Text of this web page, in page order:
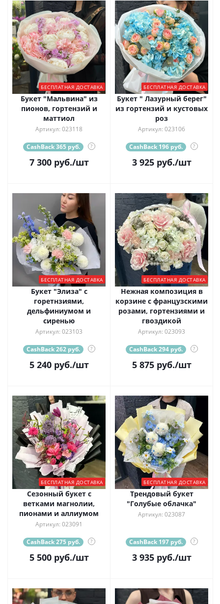
БЕСПЛАТНАЯ ДОСТАВКА
Букет "Мальвина" из
пионов, гортензий и
маттиол
Артикул: 023118
CashBack 365 руб. ?
7 300руб./шт
БЕСПЛАТНАЯ ДОСТАВКА
Букет " Лазурный берег"
из гортензий и кустовых
роз
Артикул: 023106
CashBack 196 руб. ?
3 925руб./шт
БЕСПЛАТНАЯ ДОСТАВКА
Букет "Элиза" с
горетнзиями,
дельфиниумом и
сиренью
Артикул: 023103
CashBack 262 руб. ?
5 240руб./шт
БЕСПЛАТНАЯ ДОСТАВКА
Нежная композиция в
корзине с французскими
розами, гортензиями и
гвоздикой
Артикул: 023093
CashBack 294 руб. ?
5 875руб./шт
БЕСПЛАТНАЯ ДОСТАВКА
Сезонный букет с
ветками магнолии,
пионами и аллиумом
Артикул: 023091
CashBack 275 руб. ?
5 500руб./шт
БЕСПЛАТНАЯ ДОСТАВКА
Трендовый букет
"Голубые облачка"
Артикул: 023087
CashBack 197 руб. ?
3 935руб./шт